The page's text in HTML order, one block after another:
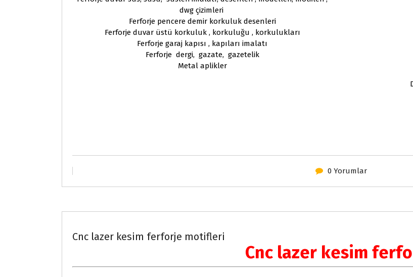
dwg çizimleri
Ferforje pencere demir korkuluk desenleri
Ferforje duvar üstü korkuluk , korkuluğu , korkulukları
Ferforje garaj kapısı , kapıları imalatı
Ferforje dergi, gazate, gazetelik
Metal aplikler
0 Yorumlar
Cnc lazer kesim ferforje motifleri
Cnc lazer kesim